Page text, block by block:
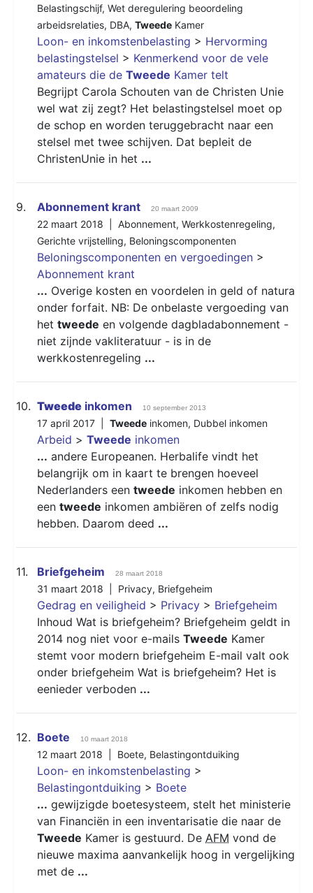
Belastingschijf, Wet deregulering beoordeling
arbeidsrelaties, DBA, Tweede Kamer
Loon- en inkomstenbelasting > Hervorming
belastingstelsel > Kenmerkend voor de vele
amateurs die de Tweede Kamer telt
Begrijpt Carola Schouten van de Christen Unie
wel wat zij zegt? Het belastingstelsel moet op
de schop en worden teruggebracht naar een
stelsel met twee schijven. Dat bepleit de
ChristenUnie in het ...
9. Abonnement krant 20 maart 2009
22 maart 2018 | Abonnement, Werkkostenregeling,
Gerichte vrijstelling, Beloningscomponenten
Beloningscomponenten en vergoedingen >
Abonnement krant
... Overige kosten en voordelen in geld of natura
onder forfait. NB: De onbelaste vergoeding van
het tweede en volgende dagbladabonnement -
niet zijnde vakliteratuur - is in de
werkkostenregeling ...
10. Tweede inkomen 10 september 2013
17 april 2017 | Tweede inkomen, Dubbel inkomen
Arbeid > Tweede inkomen
... andere Europeanen. Herbalife vindt het
belangrijk om in kaart te brengen hoeveel
Nederlanders een tweede inkomen hebben en
een tweede inkomen ambiëren of zelfs nodig
hebben. Daarom deed ...
11. Briefgeheim 28 maart 2018
31 maart 2018 | Privacy, Briefgeheim
Gedrag en veiligheid > Privacy > Briefgeheim
Inhoud Wat is briefgeheim? Briefgeheim geldt in
2014 nog niet voor e-mails Tweede Kamer
stemt voor modern briefgeheim E-mail valt ook
onder briefgeheim Wat is briefgeheim? Het is
eenieder verboden ...
12. Boete 10 maart 2018
12 maart 2018 | Boete, Belastingontduiking
Loon- en inkomstenbelasting >
Belastingontduiking > Boete
... gewijzigde boetesysteem, stelt het ministerie
van Financiën in een inventarisatie die naar de
Tweede Kamer is gestuurd. De AFM vond de
nieuwe maxima aanvankelijk hoog in vergelijking
met de ...